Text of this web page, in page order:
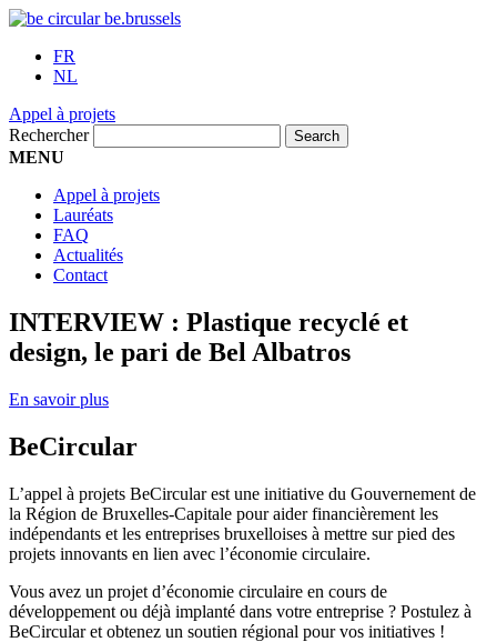
FR
NL
Appel à projets
Rechercher
MENU
Appel à projets
Lauréats
FAQ
Actualités
Contact
INTERVIEW : Plastique recyclé et
design, le pari de Bel Albatros
En savoir plus
BeCircular
L’appel à projets BeCircular est une initiative du Gouvernement de
la Région de Bruxelles-Capitale pour aider financièrement les
indépendants et les entreprises bruxelloises à mettre sur pied des
projets innovants en lien avec l’économie circulaire.
Vous avez un projet d’économie circulaire en cours de
développement ou déjà implanté dans votre entreprise ? Postulez à
BeCircular et obtenez un soutien régional pour vos initiatives !